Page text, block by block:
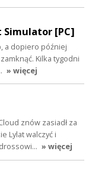
[PC]
a dopiero później
Kilka tygodni
» więcej
znów zasiadł za
Lylat walczyć i
» więcej